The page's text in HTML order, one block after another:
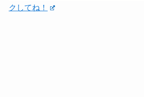
クしてね！